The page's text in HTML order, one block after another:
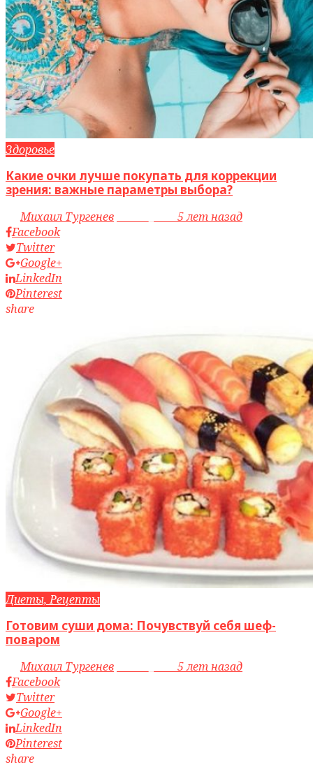
Здоровье
Какие очки лучше покупать для коррекции
зрения: важные параметры выбора?
byМихаил Тургенев
5 лет назад
Facebook
Twitter
Google+
LinkedIn
Pinterest
share
Диеты, Рецепты
Готовим суши дома: Почувствуй себя шеф-
поваром
byМихаил Тургенев
5 лет назад
Facebook
Twitter
Google+
LinkedIn
Pinterest
share